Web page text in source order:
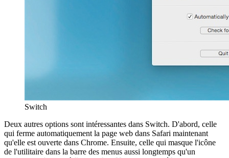
Switch
Deux autres options sont intéressantes dans Switch. D'abord, celle
qui ferme automatiquement la page web dans Safari maintenant
qu'elle est ouverte dans Chrome. Ensuite, celle qui masque l'icône
de l'utilitaire dans la barre des menus aussi longtemps qu'un